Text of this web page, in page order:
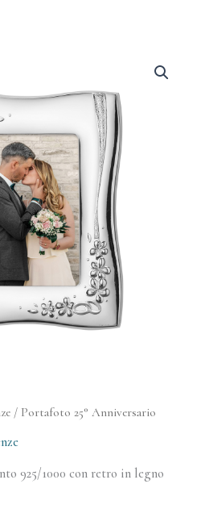
/ Portafoto 25° Anniversario
925/1000 con retro in legno